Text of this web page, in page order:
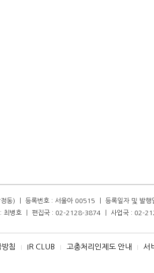
동) ㅣ 등록번호 : 서울아 00515 ㅣ 등록일자 및 발
: 최병호 ㅣ 편집국 : 02-2128-3874 ㅣ 사업국 : 02-
침 I IR CLUB I 고충처리인제도 안내 I 서